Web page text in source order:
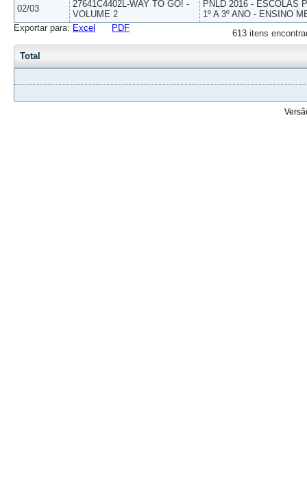
02/03
27641C4402L-WAY TO GO! -
VOLUME 2
PNLD 2016 - ESCOLAS
1º A 3º ANO - ENSINO
613 itens
Exportar para: Excel PDF
Total